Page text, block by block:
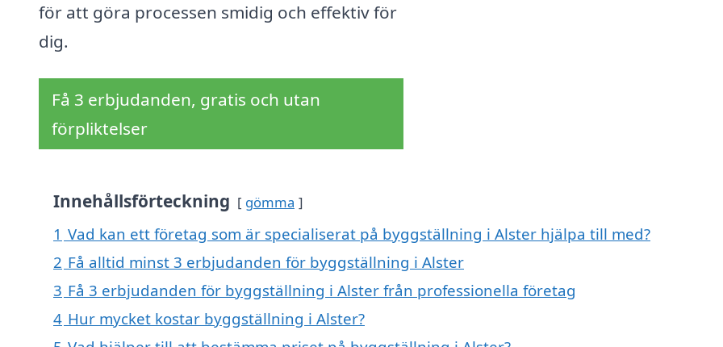
för att göra processen smidig och effektiv för
dig.
Få 3 erbjudanden, gratis och utan
förpliktelser
Innehållsförteckning gömma
1 Vad kan ett företag som är specialiserat på byggställning i Alster hjälpa till med?
2 Få alltid minst 3 erbjudanden för byggställning i Alster
3 Få 3 erbjudanden för byggställning i Alster från professionella företag
4 Hur mycket kostar byggställning i Alster?